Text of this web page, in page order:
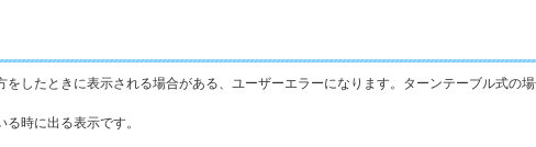
をしたときに表示される場合がある、ユーザーエラーになります。ターンテーブル式の場
る時に出る表示です。